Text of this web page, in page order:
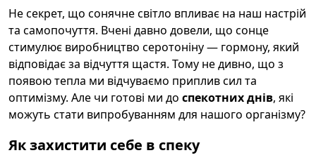
Не секрет, що сонячне світло впливає на наш настрій
та самопочуття. Вчені давно довели, що сонце
стимулює виробництво серотоніну — гормону, який
відповідає за відчуття щастя. Тому не дивно, що з
появою тепла ми відчуваємо приплив сил та
оптимізму. Але чи готові ми до спекотних днів, які
можуть стати випробуванням для нашого організму?
Як захистити себе в спеку